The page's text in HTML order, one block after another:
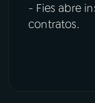
- Fies abre
contratos.